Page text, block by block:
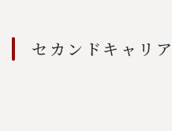
り「これらのノウハ
セカンドキャリ